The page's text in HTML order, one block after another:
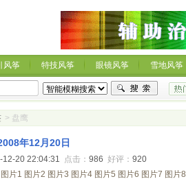
风筝 特技风筝 眼镜风筝 雪地风筝
> 盘鹰
年12月20日
12-20 22:04:31 点击： 986 好评： 920
片1 图片2 图片3 图片4 图片5 图片6 图片7 图